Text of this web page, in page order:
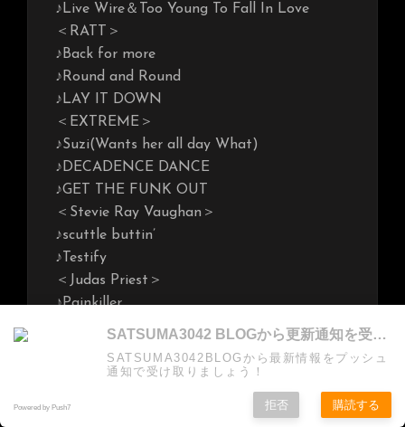
♪Live Wire＆Too Young To Fall In Love
＜RATT＞
♪Back for more
♪Round and Round
♪LAY IT DOWN
＜EXTREME＞
♪Suzi(Wants her all day What)
♪DECADENCE DANCE
♪GET THE FUNK OUT
＜Stevie Ray Vaughan＞
♪scuttle buttin’
♪Testify
＜Judas Priest＞
♪Painkiller
♪You’ve Got Another Thing Comin’/Judas
♪Electric Eye
SATSUMA3042 BLOGから更新通知を受け取る
SATSUMA3042BLOGから最新情報をプッシュ
通知で受け取りましょう！
Powered by Push7 拒否 購読する